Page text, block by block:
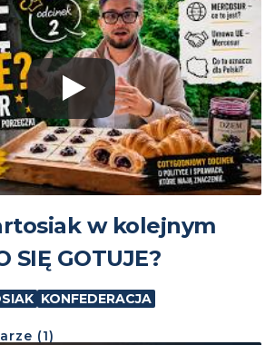
w kolejnym
SIĘ GOTUJE?
KONFEDERACJA
(1)